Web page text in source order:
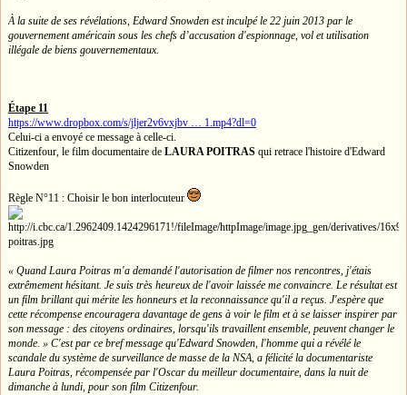
À la suite de ses révélations, Edward Snowden est inculpé le 22 juin 2013 par le
gouvernement américain sous les chefs d’accusation d'espionnage, vol et utilisation
illégale de biens gouvernementaux.
Étape 11
https://www.dropbox.com/s/jljer2v6vxjbv … 1.mp4?dl=0
Celui-ci a envoyé ce message à celle-ci.
Citizenfour, le film documentaire de LAURA POITRAS qui retrace l'histoire d'Edward
Snowden
Règle N°11 : Choisir le bon interlocuteur
« Quand Laura Poitras m'a demandé l'autorisation de filmer nos rencontres, j'étais
extrêmement hésitant. Je suis très heureux de l'avoir laissée me convaincre. Le résultat est
un film brillant qui mérite les honneurs et la reconnaissance qu'il a reçus. J'espère que
cette récompense encouragera davantage de gens à voir le film et à se laisser inspirer par
son message : des citoyens ordinaires, lorsqu'ils travaillent ensemble, peuvent changer le
monde. » C'est par ce bref message qu'Edward Snowden, l'homme qui a révélé le
scandale du système de surveillance de masse de la NSA, a félicité la documentariste
Laura Poitras, récompensée par l'Oscar du meilleur documentaire, dans la nuit de
dimanche à lundi, pour son film Citizenfour.